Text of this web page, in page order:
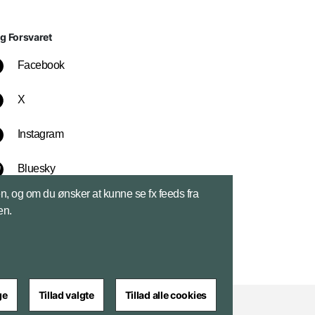
Forsvaret
Facebook
X
Instagram
Bluesky
LinkedIn
og om du ønsker at kunne se fx feeds fra
Tillad valgte Tillad alle cookies